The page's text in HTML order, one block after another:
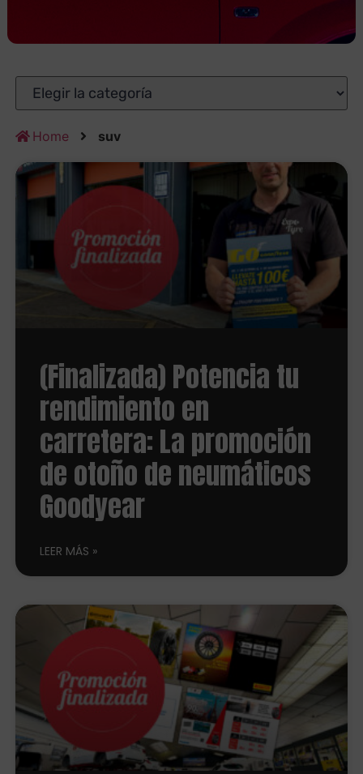
Home suv
(Finalizada) Potencia tu
rendimiento en
carretera: La promoción
de otoño de neumáticos
Goodyear
LEER MÁS